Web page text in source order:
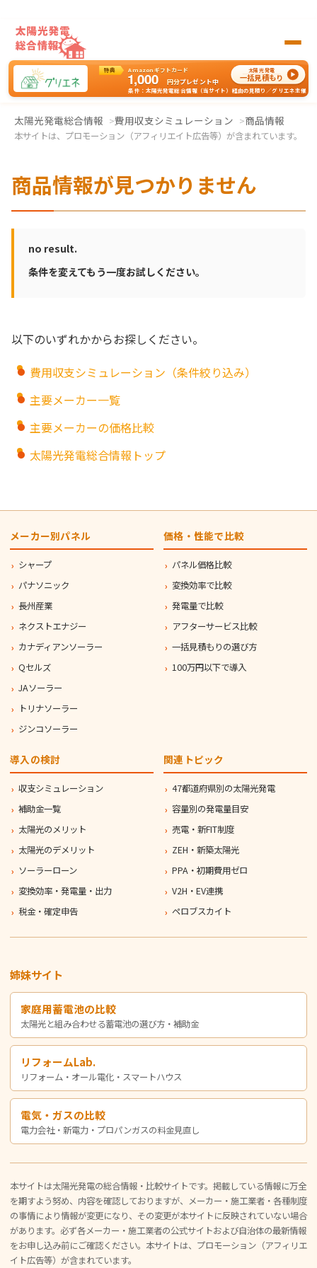
特典 Amazonギフトカード
1,000 円分プレゼント中
条件：太陽光発電総合情報（当サイト）経由の見積り／グリエネ主催
太陽光発電
一括見積もり
太陽光発電総合情報 費用収支シミュレーション 商品情報
本サイトは、プロモーション（アフィリエイト広告等）が含まれています。
商品情報が見つかりません
no result.
条件を変えてもう一度お試しください。
以下のいずれかからお探しください。
費用収支シミュレーション（条件絞り込み）
主要メーカー一覧
主要メーカーの価格比較
太陽光発電総合情報トップ
メーカー別パネル
シャープ
パナソニック
長州産業
ネクストエナジー
カナディアンソーラー
Qセルズ
JAソーラー
トリナソーラー
ジンコソーラー
価格・性能で比較
パネル価格比較
変換効率で比較
発電量で比較
アフターサービス比較
一括見積もりの選び方
100万円以下で導入
導入の検討
収支シミュレーション
補助金一覧
太陽光のメリット
太陽光のデメリット
ソーラーローン
変換効率・発電量・出力
税金・確定申告
関連トピック
47都道府県別の太陽光発電
容量別の発電量目安
売電・新FIT制度
ZEH・新築太陽光
PPA・初期費用ゼロ
V2H・EV連携
ペロブスカイト
姉妹サイト
家庭用蓄電池の比較
太陽光と組み合わせる蓄電池の選び方・補助金
リフォームLab.
リフォーム・オール電化・スマートハウス
電気・ガスの比較
電力会社・新電力・プロパンガスの料金見直し
本サイトは太陽光発電の総合情報・比較サイトです。掲載している情報に万全
を期すよう努め、内容を確認しておりますが、メーカー・施工業者・各種制度
の事情により情報が変更になり、その変更が本サイトに反映されていない場合
があります。必ず各メーカー・施工業者の公式サイトおよび自治体の最新情報
をお申し込み前にご確認ください。本サイトは、プロモーション（アフィリエ
イト広告等）が含まれています。